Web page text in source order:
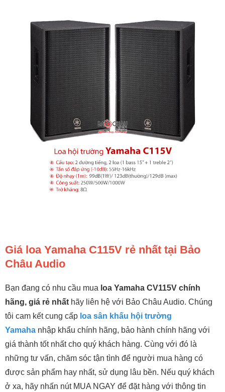
Giá loa Yamaha C115V rẻ nhất tại Bảo
Châu Audio
Bạn đang có nhu cầu mua loa Yamaha CV115V chính
hãng, giá rẻ nhất hãy liên hệ với Bảo Châu Audio. Chúng
tôi cam kết cung cấp loa sân khấu hội trường
Yamaha nhập khẩu chính hãng, bảo hành chính hãng với
giá thành tốt nhất cho quý khách hàng. Cùng với đó là
những tư vấn, chăm sóc tận tình để người mua hàng có
được sản phẩm hay nhất, sử dụng lâu bền. Nếu quý khách
ở xa, hãy nhấn nút MUA NGAY để đặt hàng với thông tin